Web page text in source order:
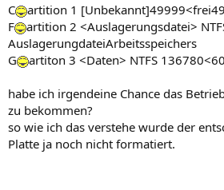
C
artition 1
F
artition 2 <Auslagerungsdatei>
AuslagerungdateiArbeitsspeichers
G
artiton 3 <Daten> NTFS
habe ich irgendeine Chance das
zu bekommen?
so wie ich das verstehe wurde der
Platte ja noch nicht formatiert.